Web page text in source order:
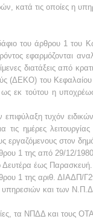
τις οποίες η
του άρθρου 1 του
εφαρμόζονται
διατάξεις από
(ΔΕΚΟ) του
ως εκ τούτου η
τυχόν
τις ημέρες
εργαζόμενους στον
1 της από 29/12/
έως Παρασκευή.
1 της αριθ.
και των
τα ΝΠΔΔ και τους